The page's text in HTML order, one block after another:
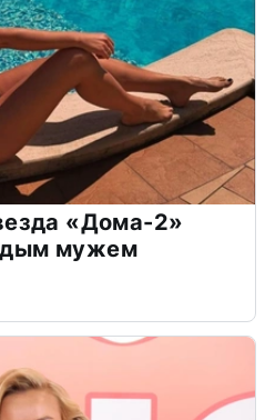
«Дома-2»
мужем